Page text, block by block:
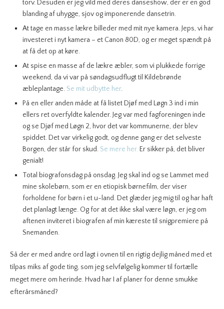
torv. Desuden er jeg vild med deres danseshow, der er en god
blanding af uhygge, sjov og imponerende dansetrin.
At tage en masse lækre billeder med mit nye kamera. Jeps, vi har
investeret i nyt kamera – et Canon 80D, og er meget spændt på
at få det op at køre.
At spise en masse af de lækre æbler, som vi plukkede forrige
weekend, da vi var på søndagsudflugt til Kildebrønde
æbleplantage. Se mit udbytte her.
På en eller anden måde at få listet Djøf med Løgn 3 ind i min
ellers ret overfyldte kalender. Jeg var med fagforeningen inde
og se Djøf med Løgn 2, hvor det var kommunerne, der blev
spiddet. Det var virkelig godt, og denne gang er det selveste
Borgen, der står for skud. Se mere her. Er sikker på, det bliver
genialt!
Total biografonsdag på onsdag. Jeg skal ind og se Lammet med
mine skolebørn, som er en etiopisk børnefilm, der viser
forholdene for børn i et u-land. Det glæder jeg mig til og har haft
det planlagt længe. Og for at det ikke skal være løgn, er jeg om
aftenen inviteret i biografen af min kæreste til snigpremiere på
Snemanden.
Så der er med andre ord lagt i ovnen til en rigtig dejlig måned med et
tilpas miks af gode ting, som jeg selvfølgelig kommer til fortælle
meget mere om herinde. Hvad har I af planer for denne smukke
efterårsmåned?